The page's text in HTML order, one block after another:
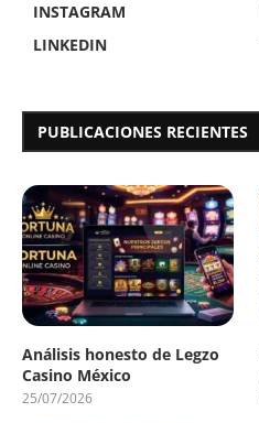
INSTAGRAM
LINKEDIN
PUBLICACIONES RECIENTES
Análisis honesto de Legzo
Casino México
25/07/2026